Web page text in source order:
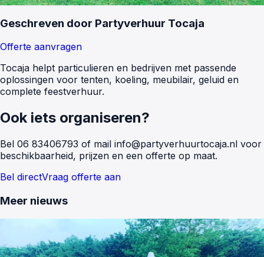
Geschreven door Partyverhuur Tocaja
Offerte aanvragen
Tocaja helpt particulieren en bedrijven met passende
oplossingen voor tenten, koeling, meubilair, geluid en
complete feestverhuur.
Ook iets organiseren?
Bel 06 83406793 of mail info@partyverhuurtocaja.nl voor
beschikbaarheid, prijzen en een offerte op maat.
Bel directVraag offerte aan
Meer nieuws